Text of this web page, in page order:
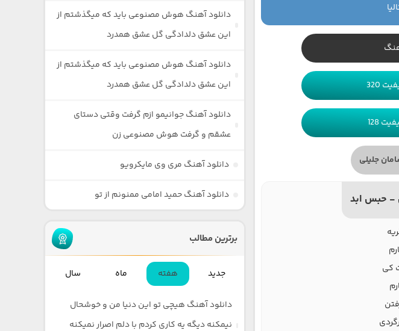
320
128
جلیلی
- حبس ابد
کی
دانلود آهنگ هوش مصنوعی باید که میگذشتم از
این عشق دلدادگی گل عشق همدرد
دانلود آهنگ هوش مصنوعی باید که میگذشتم از
این عشق دلدادگی گل عشق همدرد
دانلود آهنگ جوانیمو ازم گرفت وقتی دستای
عشقم و گرفت هوش مصنوعی زن
دانلود آهنگ مری وی مایکرویو
دانلود آهنگ حمید امامی ممنونم از تو
برترین مطالب
جدید هفته ماه سال
دانلود آهنگ هیچی تو این دنیا من و خوشحال
نیمکنه دیگه یه کاری کردم با دلم اصرار نمیکنه